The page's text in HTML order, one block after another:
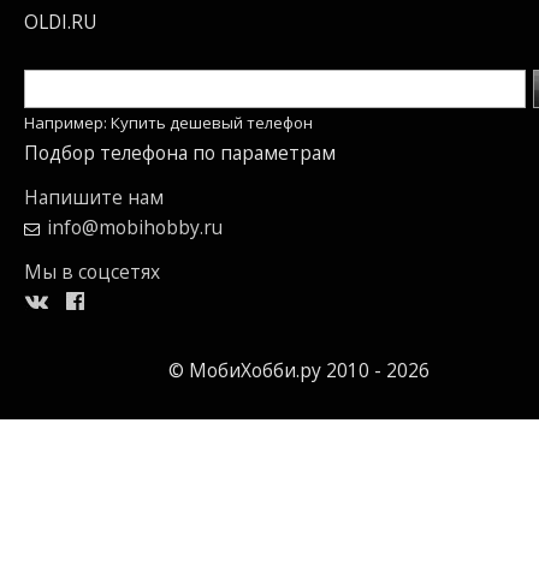
OLDI.RU
Например: Купить дешевый телефон
Подбор телефона по параметрам
Напишите нам
info@mobihobby.ru
Мы в соцсетях
© МобиХобби.ру 2010 - 2026